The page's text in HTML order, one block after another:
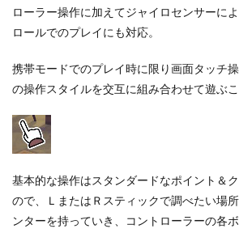
ローラー操作に加えてジャイロセンサーに
ロールでのプレイにも対応。
携帯モードでのプレイ時に限り画面タッチ
の操作スタイルを交互に組み合わせて遊ぶこ
基本的な操作はスタンダードなポイント＆
ので、ＬまたはＲスティックで調べたい場
ンターを持っていき、コントローラーの各